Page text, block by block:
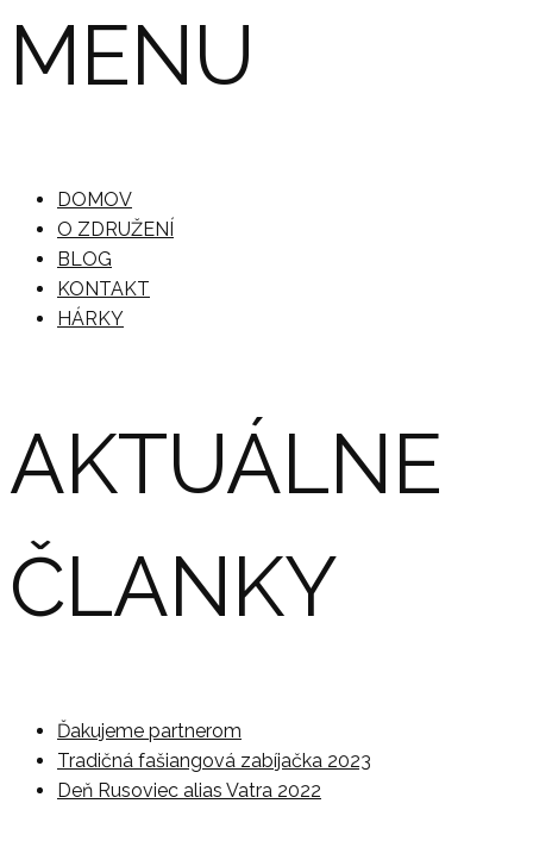
MENU
DOMOV
O ZDRUŽENÍ
BLOG
KONTAKT
HÁRKY
AKTUÁLNE
ČLANKY
Ďakujeme partnerom
Tradičná fašiangová zabíjačka 2023
Deň Rusoviec alias Vatra 2022